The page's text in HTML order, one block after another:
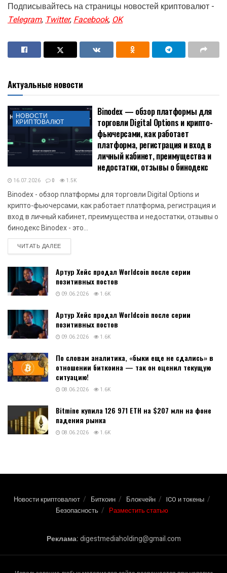
Подписывайтесь на страницы новостей криптовалют -
Telegram,Twitter,Facebook,OK
Актуальные новости
НОВОСТИ
КРИПТОВАЛЮТ
Binodex — обзор платформы для
торговли Digital Options и крипто-
фьючерсами, как работает
платформа, регистрация и вход в
личный кабинет, преимущества и
недостатки, отзывы о бинодекс
16.07.2026 0 1.5K
Binodex - обзор платформы для торговли Digital Options и
крипто-фьючерсами, как работает платформа, регистрация и
вход в личный кабинет, преимущества и недостатки, отзывы о
бинодекс Binodex - это...
ЧИТАТЬ ДАЛЕЕDETAILS
Артур Хейс продал Worldcoin после серии
позитивных постов
09.06.2026 1.6K
Артур Хейс продал Worldcoin после серии
позитивных постов
09.06.2026 1.6K
По словам аналитика, «быки еще не сдались» в
отношении биткоина — так он оценил текущую
ситуацию!
08.06.2026 1.6K
Bitmine купила 126 971 ETH на $207 млн на фоне
падения рынка
08.06.2026 1.6K
Новости криптовалют Биткоин Блокчейн
ICO и токены
Безопасность
Разместить статью
Реклама:digestmediaholding@gmail.com